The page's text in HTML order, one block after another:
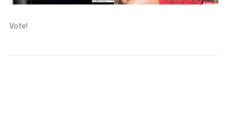
Vote!